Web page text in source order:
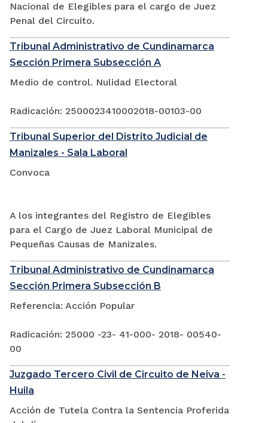
Nacional de Elegibles para el cargo de Juez
Penal del Circuito.
Tribunal Administrativo de Cundinamarca
Sección Primera Subsección A
Medio de control. Nulidad Electoral
Radicación: 2500023410002018-00103-00
Tribunal Superior del Distrito Judicial de
Manizales - Sala Laboral
Convoca
A los integrantes del Registro de Elegibles
para el Cargo de Juez Laboral Municipal de
Pequeñas Causas de Manizales.
Tribunal Administrativo de Cundinamarca
Sección Primera Subsección B
Referencia: Acción Popular
Radicación: 25000 -23- 41-000- 2018- 00540-
00
Juzgado Tercero Civil de Circuito de Neiva -
Huila
Acción de Tutela Contra la Sentencia Proferida